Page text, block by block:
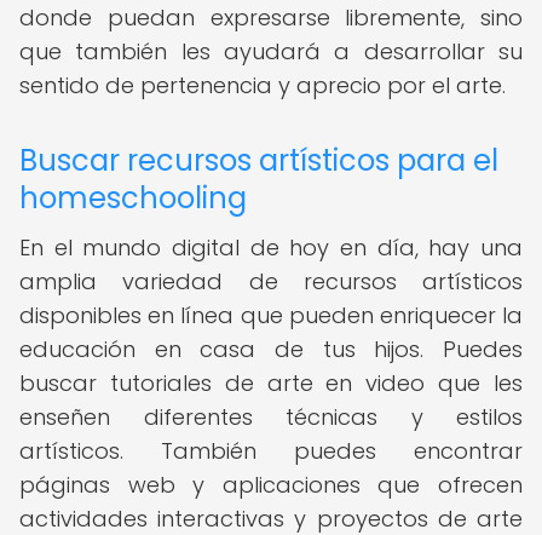
donde puedan expresarse libremente, sino
que también les ayudará a desarrollar su
sentido de pertenencia y aprecio por el arte.
Buscar recursos artísticos para el
homeschooling
En el mundo digital de hoy en día, hay una
amplia variedad de recursos artísticos
disponibles en línea que pueden enriquecer la
educación en casa de tus hijos. Puedes
buscar tutoriales de arte en video que les
enseñen diferentes técnicas y estilos
artísticos. También puedes encontrar
páginas web y aplicaciones que ofrecen
actividades interactivas y proyectos de arte